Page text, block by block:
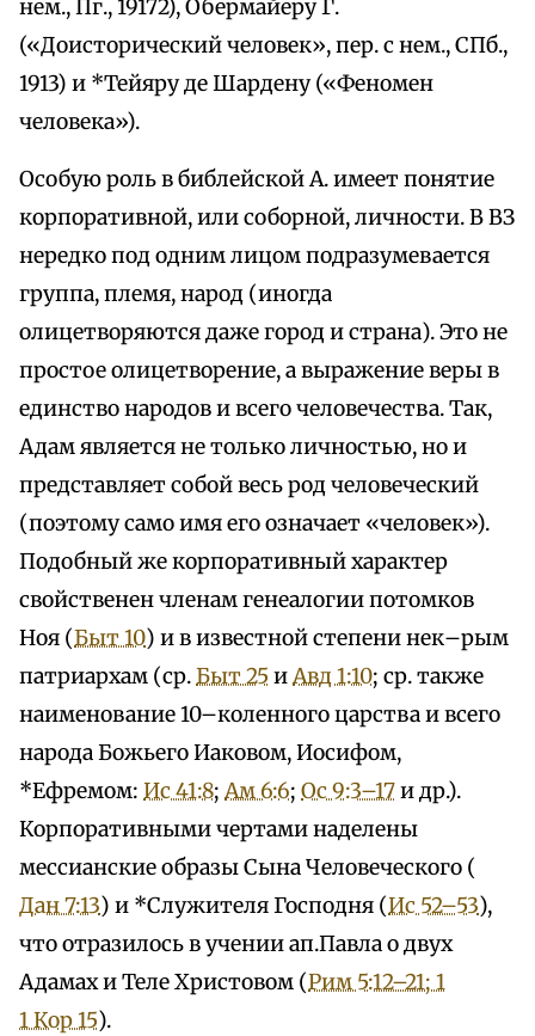
нем., Пг., 19172), Обермайеру Г.
(«Доисторический человек», пер. с нем., СПб.,
1913) и *Тейяру де Шардену («Феномен
человека»).
Особую роль в библейской А. имеет понятие
корпоративной, или соборной, личности. В ВЗ
нередко под одним лицом подразумевается
группа, племя, народ (иногда
олицетворяются даже город и страна). Это не
простое олицетворение, а выражение веры в
единство народов и всего человечества. Так,
Адам является не только личностью, но и
представляет собой весь род человеческий
(поэтому само имя его означает «человек»).
Подобный же корпоративный характер
свойственен членам генеалогии потомков
Ноя (Быт 10) и в известной степени нек–рым
патриархам (ср.Быт 25 иАвд 1:10; ср. также
наименование 10–коленного царства и всего
народа Божьего Иаковом, Иосифом,
*Ефремом: Ис 41:8;Ам 6:6; Ос 9:3–17и др.).
Корпоративными чертами наделены
мессианские образы Сына Человеческого (
Дан 7:13) и *Служителя Господня (Ис 52–53),
что отразилось в учении ап.Павла о двух
Адамах и Теле Христовом (Рим 5:12–21; 1
1 Кор 15).